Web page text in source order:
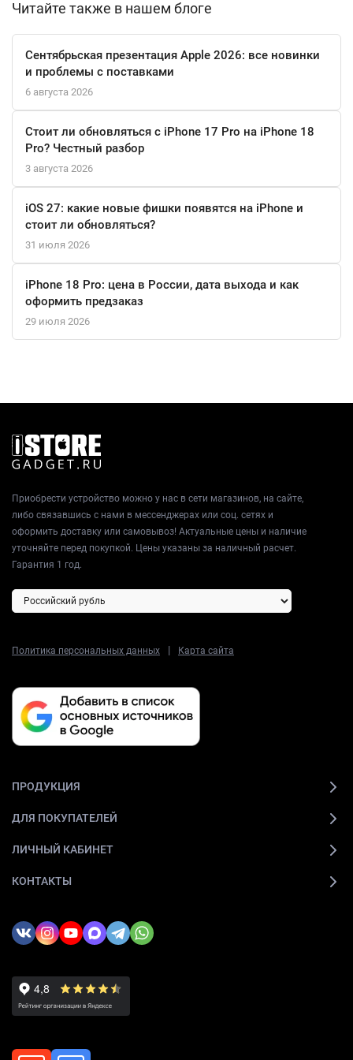
наушников высокого импеданса оценят аудиофилы. Веб-
качество изображения.
Для подключения периферии предусмотрены три порта
Thunderbolt 4/USB 4 с поддержкой протоколов DisplayPort и
питания, разъем HDMI для монитора и слот для карт памяти
SDXC. Ноутбук способен работать с несколькими внешними
дисплеями, включая конфигурации с монитором 8K.
Беспроводные соединения последнего поколения Wi-Fi 6E и
Bluetooth 5.3 обеспечивают стабильную и быструю передачу
данных. Этот MacBook Pro в классическом серебристом
алюминиевом корпусе — готовое решение для
профессионалов, где каждая деталь продумана для
максимальной эффективности.
Читайте также в нашем блоге
Сентябрьская презентация Apple 2026: все новинки
и проблемы с поставками
6 августа 2026
Стоит ли обновляться с iPhone 17 Pro на iPhone 18
Pro? Честный разбор
3 августа 2026
iOS 27: какие новые фишки появятся на iPhone и
стоит ли обновляться?
31 июля 2026
iPhone 18 Pro: цена в России, дата выхода и как
оформить предзаказ
29 июля 2026
Приобрести устройство можно у нас в сети магазинов, на сайте,
либо связавшись с нами в мессенджерах или соц. сетях и
оформить доставку или самовывоз! Актуальные цены и наличие
уточняйте перед покупкой. Цены указаны за наличный расчет.
Гарантия 1 год.
Политика персональных данных | Карта сайта
ПРОДУКЦИЯ
ДЛЯ ПОКУПАТЕЛЕЙ
ЛИЧНЫЙ КАБИНЕТ
КОНТАКТЫ